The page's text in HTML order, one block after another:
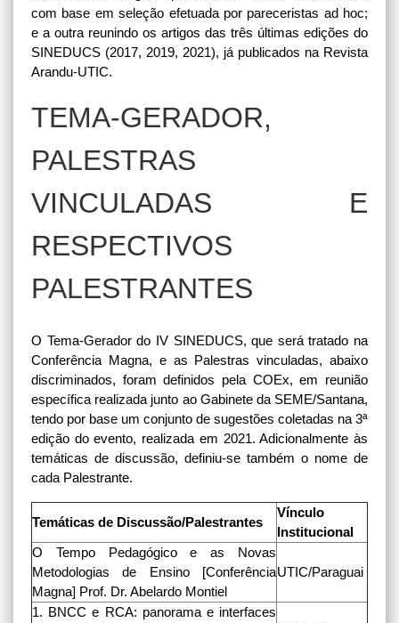
com base em seleção efetuada por pareceristas ad hoc;
e a outra reunindo os artigos das três últimas edições do
SINEDUCS (2017, 2019, 2021), já publicados na Revista
Arandu-UTIC.
TEMA-GERADOR,
PALESTRAS
VINCULADAS E
RESPECTIVOS
PALESTRANTES
O Tema-Gerador do IV SINEDUCS, que será tratado na
Conferência Magna, e as Palestras vinculadas, abaixo
discriminados, foram definidos pela COEx, em reunião
específica realizada junto ao Gabinete da SEME/Santana,
tendo por base um conjunto de sugestões coletadas na 3ª
edição do evento, realizada em 2021. Adicionalmente às
temáticas de discussão, definiu-se também o nome de
cada Palestrante.
Temáticas de Discussão/Palestrantes
Vínculo
Institucional
O Tempo Pedagógico e as Novas
Metodologias de Ensino [Conferência
Magna] Prof. Dr. Abelardo Montiel
UTIC/Paraguai
1. BNCC e RCA: panorama e interfaces